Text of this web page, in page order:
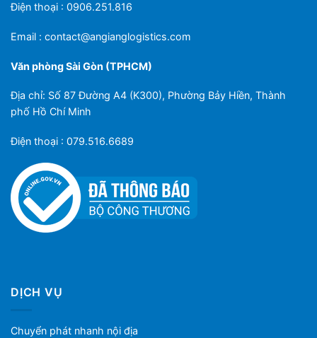
Điện thoại : 0906.251.816
Email : contact@angianglogistics.com
Văn phòng Sài Gòn (TPHCM)
Địa chỉ: Số 87 Đường A4 (K300), Phường Bảy Hiền, Thành
phố Hồ Chí Minh
Điện thoại : 079.516.6689
DỊCH VỤ
Chuyển phát nhanh nội địa